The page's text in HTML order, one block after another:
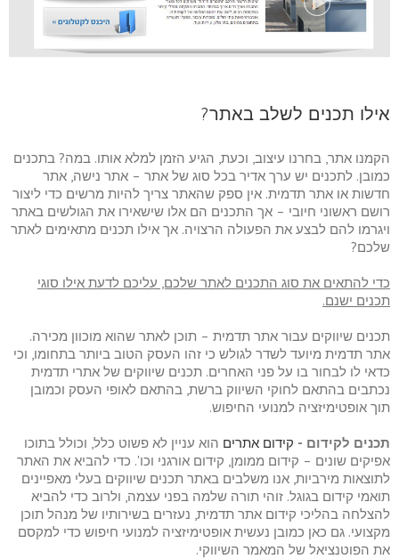
אילו תכנים לשלב באתר?
הקמנו אתר, בחרנו עיצוב, וכעת, הגיע הזמן למלא אותו. במה? בתכנים
כמובן. לתכנים יש ערך אדיר בכל סוג של אתר – אתר נישה, אתר
חדשות או אתר תדמית. אין ספק שהאתר צריך להיות מרשים כדי ליצור
רושם ראשוני חיובי – אך התכנים הם אלו שישאירו את הגולשים באתר
ויגרמו להם לבצע את הפעולה הרצויה. אך אילו תכנים מתאימים לאתר
שלכם?
כדי להתאים את סוג התכנים לאתר שלכם, עליכם לדעת אילו סוגי
תכנים ישנם.
תכנים שיווקים עבור אתר תדמית – תוכן לאתר שהוא מוכוון מכירה.
אתר תדמית מיועד לשדר לגולש כי זהו העסק הטוב ביותר בתחומו, וכי
כדאי לו לבחור בו על פני האחרים. תכנים שיווקים של אתרי תדמית
נכתבים בהתאם לחוקי השיווק ברשת, בהתאם לאופי העסק וכמובן
תוך אופטימיזציה למנועי החיפוש.
תכנים לקידום - קידום אתרים הוא עניין לא פשוט כלל, וכולל בתוכו
אפיקים שונים – קידום ממומן, קידום אורגני וכו'. כדי להביא את האתר
לתוצאות מירביות, אנו משלבים באתר תכנים שיווקים בעלי מאפיינים
תואמי קידום בגוגל. זוהי תורה שלמה בפני עצמה, ולרוב כדי להביא
להצלחה בהליכי קידום אתר תדמית, נעזרים בשירותיו של מנהל תוכן
מקצועי. גם כאן כמובן נעשית אופטימיזציה למנועי חיפוש כדי למקסם
את הפוטנציאל של המאמר השיווקי.